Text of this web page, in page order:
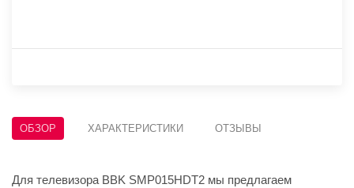
ОБЗОР ХАРАКТЕРИСТИКИ ОТЗЫВЫ
Для телевизора BBK SMP015HDT2 мы предлагаем